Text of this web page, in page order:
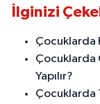
İlginizi
Çocuklarda
Çocuklarda
Yapılır?
Çocuklarda